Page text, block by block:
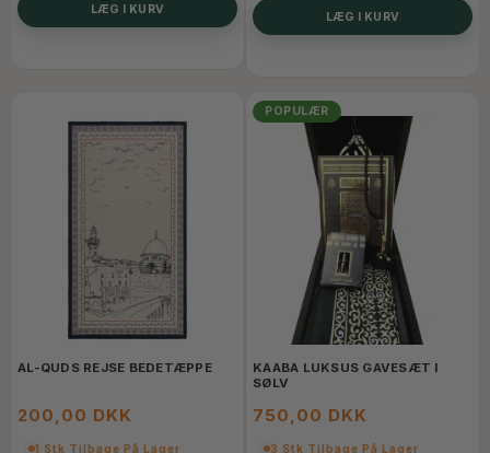
LÆG I KURV
LÆG I KURV
AL-QUDS REJSE BEDETÆPPE
200,00 DKK
1 Stk Tilbage På Lager
POPULÆR
KAABA LUKSUS GAVESÆT I
SØLV
750,00 DKK
3 Stk Tilbage På Lager